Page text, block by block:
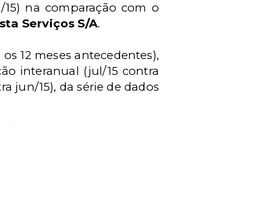
na comparação com o
Serviços S/A.
12 meses antecedentes),
interanual (jul/15 contra
jun/15), da série de dados